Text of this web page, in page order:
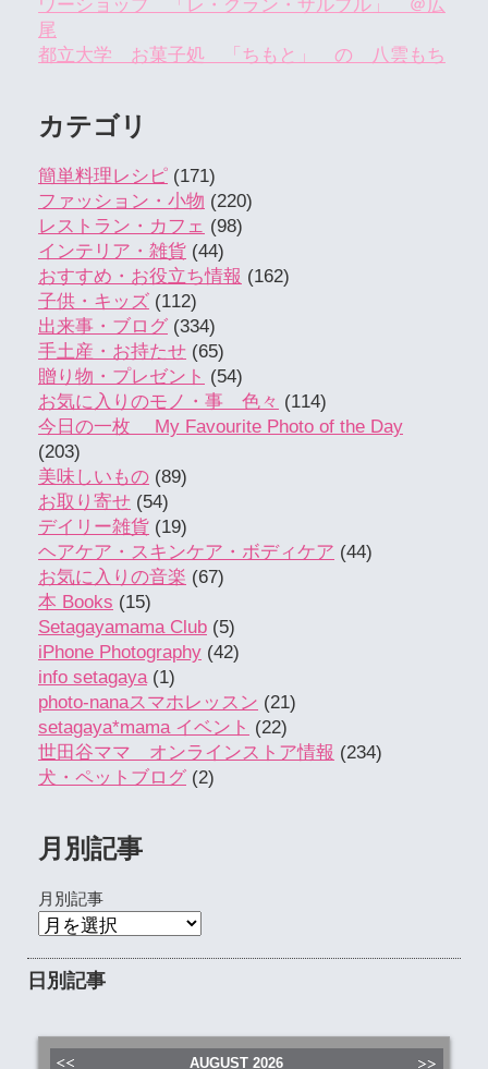
ワーショップ 「レ・グラン・ザルブル」 ＠広
尾
都立大学 お菓子処 「ちもと」 の 八雲もち
カテゴリ
簡単料理レシピ (171)
ファッション・小物 (220)
レストラン・カフェ (98)
インテリア・雑貨 (44)
おすすめ・お役立ち情報 (162)
子供・キッズ (112)
出来事・ブログ (334)
手土産・お持たせ (65)
贈り物・プレゼント (54)
お気に入りのモノ・事 色々 (114)
今日の一枚 My Favourite Photo of the Day
(203)
美味しいもの (89)
お取り寄せ (54)
デイリー雑貨 (19)
ヘアケア・スキンケア・ボディケア (44)
お気に入りの音楽 (67)
本 Books (15)
Setagayamama Club (5)
iPhone Photography (42)
info setagaya(1)
photo-nanaスマホレッスン (21)
setagaya*mama イベント (22)
世田谷ママ オンラインストア情報 (234)
犬・ペットブログ (2)
月別記事
月別記事
日別記事
AUGUST 2026